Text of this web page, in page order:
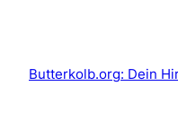
Butterkolb.org: Dein